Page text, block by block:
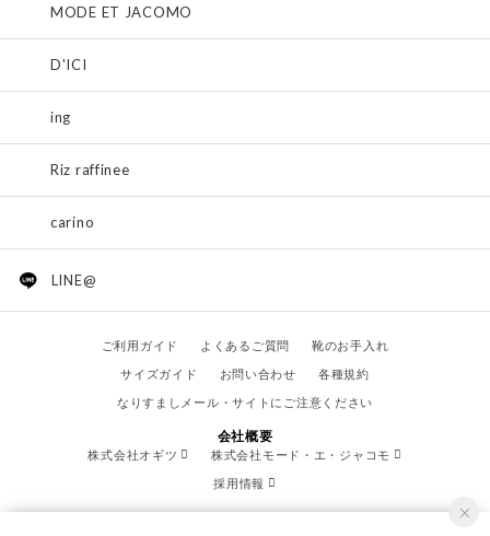
MODE ET JACOMO
D'ICI
ing
Riz raffinee
carino
LINE@
ご利用ガイド よくあるご質問
靴のお手入れ
サイズガイド
お問い合わせ
各種規約
なりすましメール・サイトにご注意ください
会社概要
株式会社オギツ
株式会社モード・エ・ジャコモ
採用情報